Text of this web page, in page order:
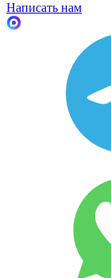
Написать нам